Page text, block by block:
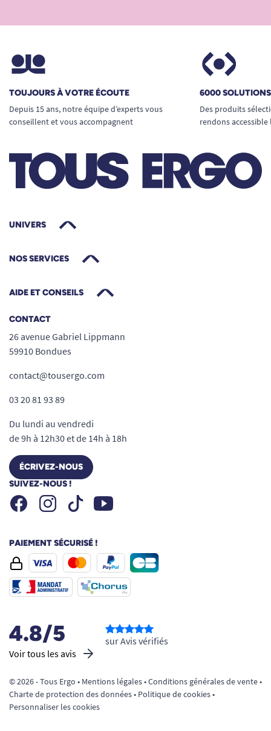
TOUJOURS À VOTRE ÉCOUTE
Depuis 15 ans, notre équipe d’experts vous
conseillent et vous accompagnent
6000
Des produits
rendons
UNIVERS
NOS SERVICES
AIDE ET CONSEILS
CONTACT
26 avenue Gabriel Lippmann
59910 Bondues
contact@tousergo.com
03 20 81 93 89
Du lundi au vendredi
de 9h à 12h30 et de 14h à 18h
ÉCRIVEZ-NOUS
SUIVEZ-NOUS !
FacebookInstagramTiktok Youtube
PAIEMENT SÉCURISÉ !
4.8/5
Voir tous les avis
sur Avis vérifiés
© 2026 - Tous Ergo • Mentions légales•Conditions générales de vente•
Charte de protection des données• Politique de cookies•
Personnaliser les cookies